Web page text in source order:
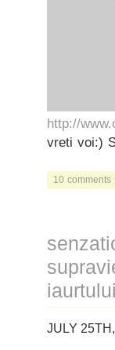
http://
vreti voi:)
10 comments
JULY